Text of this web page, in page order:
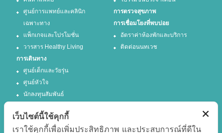
ศูนย์การแพทย์และคลินิก
เฉพาะทาง
แพ็กเกจและโปรโมชั่น
วารสาร Healthy Living
การตรวจสุขภาพ
การเชื่อมโยงที่พบบ่อย
อัตราค่าห้องพักและบริการ
ติดต่อนนทเวช
การเดินทาง
ศูนย์เด็กและวัยรุ่น
ศูนย์หัวใจ
นักลงทุนสัมพันธ์
เว็บไซต์นี้ใช้คุกกี้
เราใช้คุกกี้เพื่อเพิ่มประสิทธิภาพ และประสบการณ์ที่ดีใน